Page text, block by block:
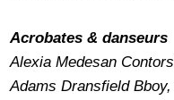
Acrobates & danseurs
Alexia Medesan
Adams Dransfield